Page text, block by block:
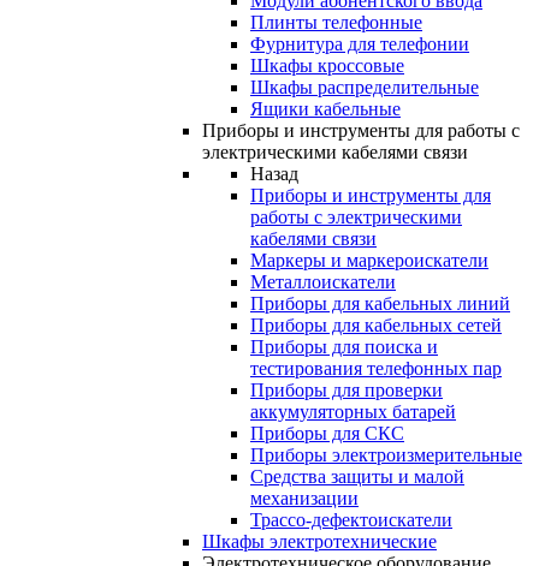
Плинты телефонные
Фурнитура для телефонии
Шкафы кроссовые
Шкафы распределительные
Ящики кабельные
Приборы и инструменты для работы с
электрическими кабелями связи
Назад
Приборы и инструменты для
работы с электрическими
кабелями связи
Маркеры и маркероискатели
Металлоискатели
Приборы для кабельных линий
Приборы для кабельных сетей
Приборы для поиска и
тестирования телефонных пар
Приборы для проверки
аккумуляторных батарей
Приборы для СКС
Приборы электроизмерительные
Средства защиты и малой
механизации
Трассо-дефектоискатели
Шкафы электротехнические